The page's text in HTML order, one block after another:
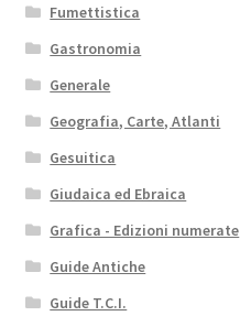
Fumettistica
Gastronomia
Generale
Geografia, Carte, Atlanti
Gesuitica
Giudaica ed Ebraica
Grafica - Edizioni numerate
Guide Antiche
Guide T.C.I.